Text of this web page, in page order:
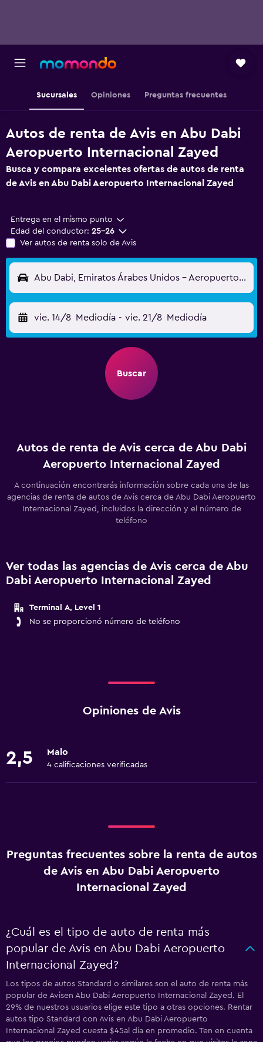
Sucursales Opiniones Preguntas frecuentes
Autos de renta de Avis en Abu Dabi
Aeropuerto Internacional Zayed
Busca y compara excelentes ofertas de autos de renta
de Avis en Abu Dabi Aeropuerto Internacional Zayed
Entrega en el mismo punto
Edad del conductor: 25-26
Ver autos de renta solo de Avis
Abu Dabi, Emiratos Árabes Unidos - Aeropuerto Internacional Zayed (AUH)
vie. 14/8 Mediodía - vie. 21/8 Mediodía
Buscar
Autos de renta de Avis cerca de Abu Dabi
Aeropuerto Internacional Zayed
A continuación encontrarás información sobre cada una de las
agencias de renta de autos de Avis cerca de Abu Dabi Aeropuerto
Internacional Zayed, incluidos la dirección y el número de
teléfono
Ver todas las agencias de Avis cerca de Abu
Dabi Aeropuerto Internacional Zayed
Terminal A, Level 1
No se proporcionó número de teléfono
Opiniones de Avis
2,5 Malo
4 calificaciones verificadas
Preguntas frecuentes sobre la renta de autos
de Avis en Abu Dabi Aeropuerto
Internacional Zayed
¿Cuál es el tipo de auto de renta más
popular de Avis en Abu Dabi Aeropuerto
Internacional Zayed?
Los tipos de autos Standard o similares son el auto de renta más
popular de Avisen Abu Dabi Aeropuerto Internacional Zayed. El
29% de nuestros usuarios elige este tipo a otras opciones. Rentar
autos tipo Standard con Avis en Abu Dabi Aeropuerto
Internacional Zayed cuesta $45al día en promedio. Ten en cuenta